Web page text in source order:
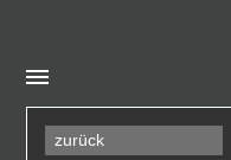
zurück